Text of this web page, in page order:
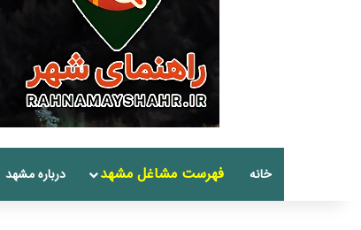
خانه فهرست مشاغل مشهد درباره مشهد